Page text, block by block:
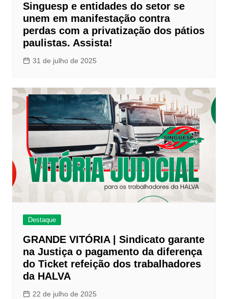
Singuesp e entidades do setor se
unem em manifestação contra
perdas com a privatização dos pátios
paulistas. Assista!
31 de julho de 2025
Destaque
GRANDE VITÓRIA | Sindicato garante
na Justiça o pagamento da diferença
do Ticket refeição dos trabalhadores
da HALVA
22 de julho de 2025